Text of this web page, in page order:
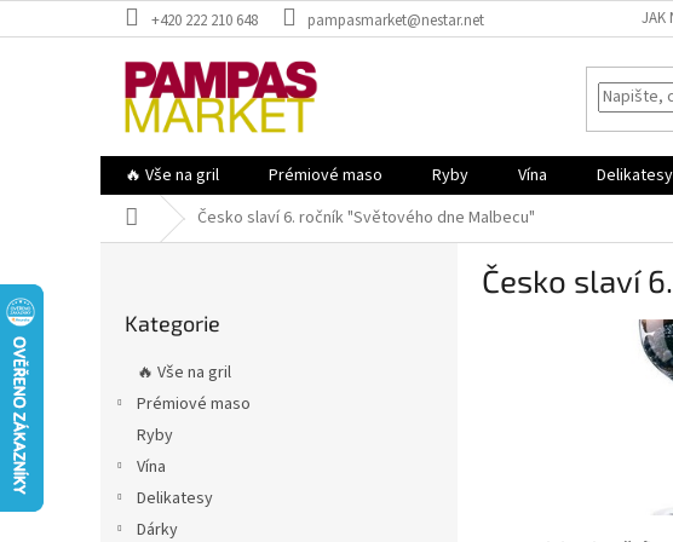
na
+420 222 210 648 pampasmarket@nestar.net JAK
🔥 Vše na gril Prémiové maso Ryby Vína Delikatesy
Domů Česko slaví 6. ročník "Světového dne Malbecu"
kategorie
Kategorie
🔥 Vše na gril
Prémiové maso
Ryby
Vína
Delikatesy
Dárky
Česko slaví